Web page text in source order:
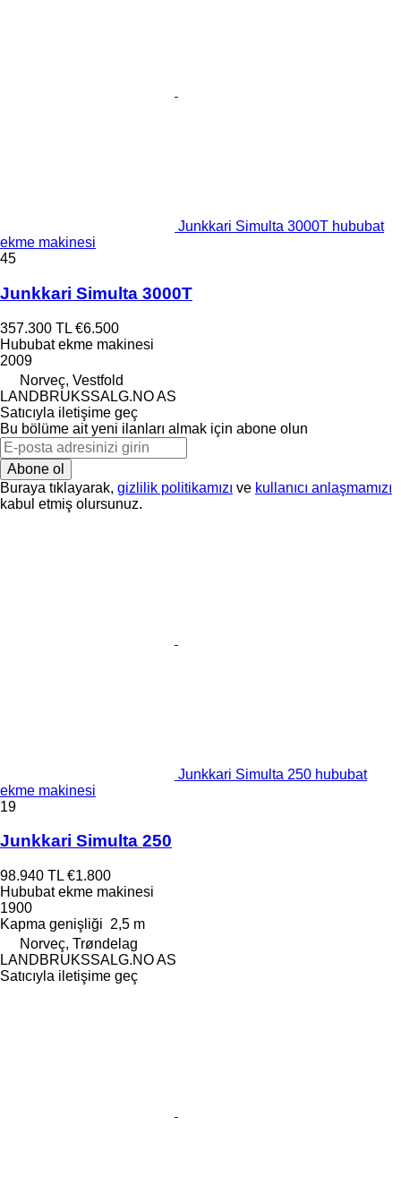
Junkkari Simulta 3000T hububat
ekme makinesi
45
Junkkari Simulta 3000T
357.300 TL €6.500
Hububat ekme makinesi
2009
Norveç, Vestfold
LANDBRUKSSALG.NO AS
Satıcıyla iletişime geç
Bu bölüme ait yeni ilanları almak için abone olun
Abone ol
Buraya tıklayarak, gizlilik politikamızı ve kullanıcı anlaşmamızı
kabul etmiş olursunuz.
Junkkari Simulta 250 hububat
ekme makinesi
19
Junkkari Simulta 250
98.940 TL €1.800
Hububat ekme makinesi
1900
Kapma genişliği 2,5 m
Norveç, Trøndelag
LANDBRUKSSALG.NO AS
Satıcıyla iletişime geç